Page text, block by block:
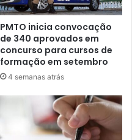
PMTO inicia convocação
de 340 aprovados em
concurso para cursos de
formação em setembro
4 semanas atrás